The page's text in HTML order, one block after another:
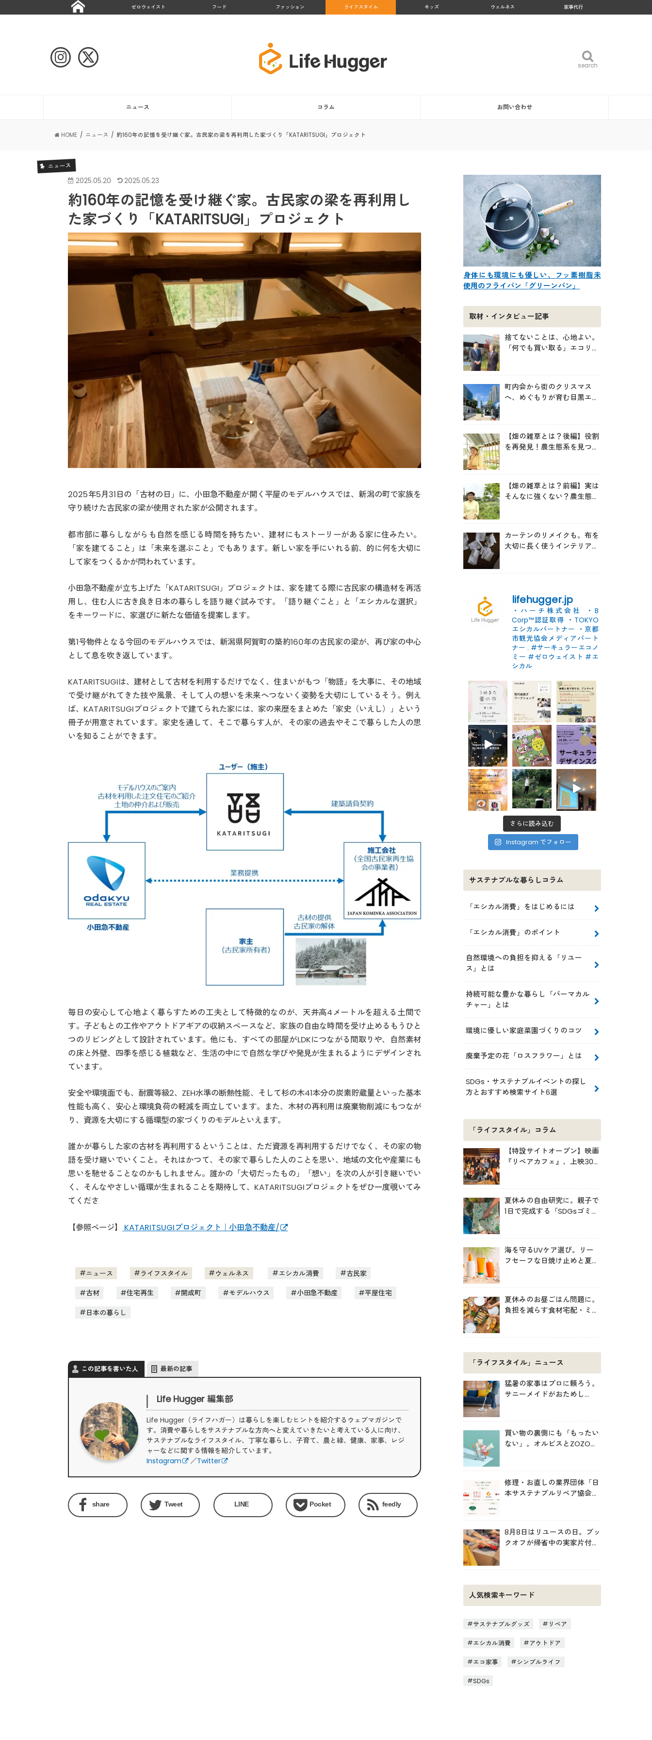
ゼロウェイスト フード ファッション ライフスタイル キッズ ウェルネス 家事代行
search
search
ニュース コラム お問い合わせ
HOME ニュース 約160年の記憶を受け継ぐ家。古民家の梁を再利用した家づくり「KATARITSUGI」プロジェクト
ニュース
2025.05.20 2025.05.23
約160年の記憶を受け継ぐ家。古民家の梁を再利用し
た家づくり「KATARITSUGI」プロジェクト
2025年5月31日の「古材の日」に、小田急不動産が開く平屋のモデルハウスでは、新潟の町で家族を
守り続けた古民家の梁が使用された家が公開されます。
都市部に暮らしながらも自然を感じる時間を持ちたい、建材にもストーリーがある家に住みたい。
「家を建てること」は「未来を選ぶこと」でもあります。新しい家を手にいれる前、的に何を大切に
して家をつくるかが問われています。
小田急不動産が立ち上げた「KATARITSUGI」プロジェクトは、家を建てる際に古民家の構造材を再活
用し、住む人に古き良き日本の暮らしを語り継ぐ試みです。「語り継ぐこと」と「エシカルな選択」
をキーワードに、家選びに新たな価値を提案します。
第1号物件となる今回のモデルハウスでは、新潟県阿賀町の築約160年の古民家の梁が、再び家の中心
として息を吹き返しています。
KATARITSUGIは、建材として古材を利用するだけでなく、住まいがもつ「物語」を大事に、その地域
で受け継がれてきた技や風景、そして人の想いを未来へつないく姿勢を大切にしているそう。例え
ば、KATARITSUGIプロジェクトで建てられた家には、家の来歴をまとめた「家史（いえし）」という
冊子が用意されています。家史を通して、そこで暮らす人が、その家の過去やそこで暮らした人の思
いを知ることができます。
毎日の安心して心地よく暮らすための工夫として特徴的なのが、天井高4メートルを超える土間で
す。子どもとの工作やアウトドアギアの収納スペースなど、家族の自由な時間を受け止めるもうひと
つのリビングとして設計されています。他にも、すべての部屋がLDKにつながる間取りや、自然素材
の床と外壁、四季を感じる植栽など、生活の中にで自然な学びや発見が生まれるようにデザインされ
ています。
安全や環境面でも、耐震等級2、ZEH水準の断熱性能、そして杉の木41本分の炭素貯蔵量といった基本
性能も高く、安心と環境負荷の軽減を両立しています。また、木材の再利用は廃棄物削減にもつなが
り、資源を大切にする循環型の家づくりのモデルといえます。
誰かが暮らした家の古材を再利用するということは、ただ資源を再利用するだけでなく、その家の物
語を受け継いでいくこと。それはかつて、その家で暮らした人のことを思い、地域の文化や産業にも
思いを馳せることなのかもしれません。誰かの「大切だったもの」「想い」を次の人が引き継いでい
く、そんなやさしい循環が生まれることを期待して、KATARITSUGIプロジェクトをぜひ一度覗いてみ
てくださ
【参照ページ】 KATARITSUGIプロジェクト｜小田急不動産/
ニュース ライフスタイル ウェルネス エシカル消費 古民家
古材 住宅再生 開成町 モデルハウス 小田急不動産 平屋住宅
日本の暮らし
この記事を書いた人 最新の記事
Life Hugger 編集部
Life Hugger（ライフハガー）は暮らしを楽しむヒントを紹介するウェブマガジンで
す。消費や暮らしをサステナブルな方向へと変えていきたいと考えている人に向け、
サステナブルなライフスタイル、丁寧な暮らし、子育て、農と緑、健康、家事、レジ
ャーなどに関する情報を紹介しています。
Instagram
／Twitter
share Tweet LINE Pocket feedly
身体にも環境にも優しい、フッ素樹脂未
使用のフライパン「グリーンパン」
取材・インタビュー記事
捨てないことは、心地よい。
「何でも買い取る」エコリン
町内会から街のクリスマス
へ、めぐもりが育む目黒エリ
【畑の雑草とは？後編】役割
を再発見！農生態系を見つめ
【畑の雑草とは？前編】実は
そんなに強くない？農生態系
カーテンのリメイクも。布を
大切に長く使うインテリアの
lifehugger.jp
・ハーチ株式会社
・B
Corp™認証取得 ・TOKYO
エシカルパートナー ・京都
市観光協会メディアパート
ナー . #サーキュラーエコノ
ミー #ゼロウェイスト #エ
シカル
さらに読み込む
Instagram でフォロー
サステナブルな暮らしコラム
「エシカル消費」をはじめるには
「エシカル消費」のポイント
自然環境への負担を抑える「リユー
ス」とは
持続可能な豊かな暮らし「パーマカル
チャー」とは
環境に優しい家庭菜園づくりのコツ
廃棄予定の花「ロスフラワー」とは
SDGs・サステナブルイベントの探し
方とおすすめ検索サイト6選
「ライフスタイル」コラム
【特設サイトオープン】映画
『リペアカフェ』、上映300
夏休みの自由研究に。親子で
1日で完成する「SDGsゴミ・
海を守るUVケア選び。リー
フセーフな日焼け止めと夏の
夏休みのお昼ごはん問題に。
負担を減らす食材宅配・ミー
「ライフスタイル」ニュース
猛暑の家事はプロに頼ろう。
サニーメイドがおためし
買い物の裏側にも「もったい
ない」。オルビスとZOZOが
修理・お直しの業界団体「日
本サステナブルリペア協会
8月8日はリユースの日。ブッ
クオフが帰省中の実家片付け
人気検索キーワード
サステナブルグッズ リペア
エシカル消費 アウトドア
エコ家事 シンプルライフ
SDGs